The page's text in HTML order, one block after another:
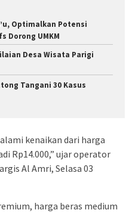
Optimalkan Potensi
Dorong UMKM
Desa Wisata Parigi
Tangani 30 Kasus
kenaikan dari harga
Rp14.000,” ujar operator
Al Amri, Selasa 03
harga beras medium